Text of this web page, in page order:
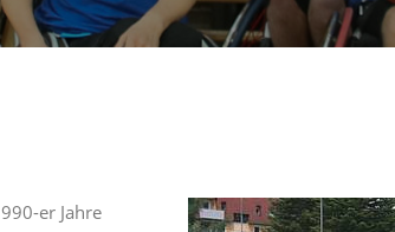
er Jahre